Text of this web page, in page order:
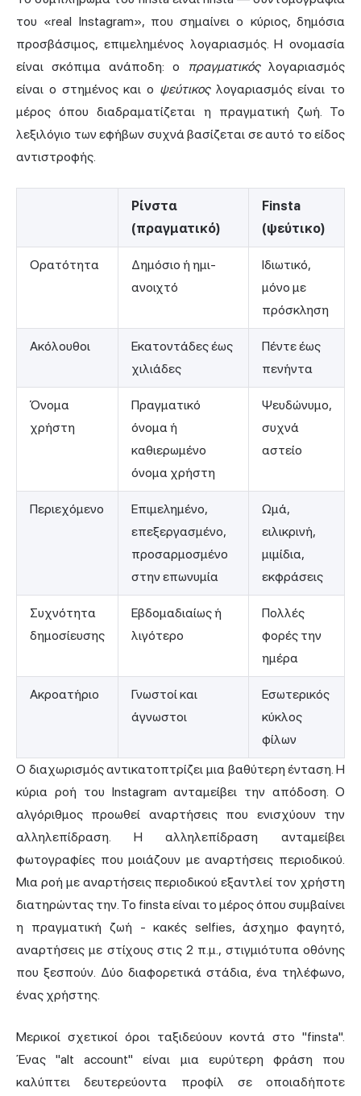
του «real Instagram», που σημαίνει ο κύριος, δημόσια
προσβάσιμος, επιμελημένος λογαριασμός. Η ονομασία
είναι σκόπιμα ανάποδη: ο
πραγματικόςλογαριασμός
είναι ο στημένος και ο ψεύτικοςλογαριασμός είναι το
μέρος όπου διαδραματίζεται η πραγματική ζωή. Το
λεξιλόγιο των εφήβων συχνά βασίζεται σε αυτό το είδος
αντιστροφής.
Ρίνστα
(πραγματικό)
Finsta
(ψεύτικο)
Ορατότητα
Δημόσιο ή ημι-
ανοιχτό
Ιδιωτικό,
μόνο με
πρόσκληση
Ακόλουθοι
Εκατοντάδες έως
χιλιάδες
Πέντε έως
πενήντα
Όνομα
χρήστη
Πραγματικό
όνομα ή
καθιερωμένο
όνομα χρήστη
Ψευδώνυμο,
συχνά
αστείο
Περιεχόμενο
Επιμελημένο,
επεξεργασμένο,
προσαρμοσμένο
στην επωνυμία
Ωμά,
ειλικρινή,
μιμίδια,
εκφράσεις
Συχνότητα
δημοσίευσης
Εβδομαδιαίως ή
λιγότερο
Πολλές
φορές την
ημέρα
Ακροατήριο
Γνωστοί και
άγνωστοι
Εσωτερικός
κύκλος
φίλων
Ο διαχωρισμός αντικατοπτρίζει μια βαθύτερη ένταση. Η
κύρια ροή του Instagram ανταμείβει την απόδοση. Ο
αλγόριθμος προωθεί αναρτήσεις που ενισχύουν την
αλληλεπίδραση. Η αλληλεπίδραση ανταμείβει
φωτογραφίες που μοιάζουν με αναρτήσεις περιοδικού.
Μια ροή με αναρτήσεις περιοδικού εξαντλεί τον χρήστη
διατηρώντας την. Το finsta είναι το μέρος όπου συμβαίνει
η πραγματική ζωή - κακές selfies, άσχημο φαγητό,
αναρτήσεις με στίχους στις 2 π.μ., στιγμιότυπα οθόνης
που ξεσπούν. Δύο διαφορετικά στάδια, ένα τηλέφωνο,
ένας χρήστης.
Μερικοί σχετικοί όροι ταξιδεύουν κοντά στο "finsta".
Ένας "alt account" είναι μια ευρύτερη φράση που
καλύπτει δευτερεύοντα προφίλ σε οποιαδήποτε